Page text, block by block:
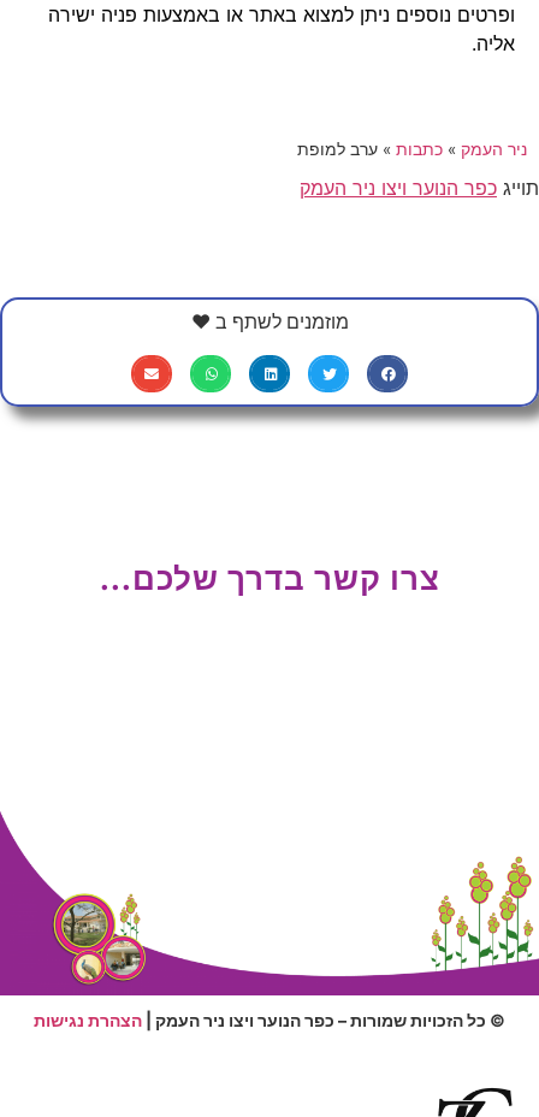
ופרטים נוספים ניתן למצוא באתר או באמצעות פניה ישירה
אליה.
ניר העמק » כתבות » ערב למופת
תוייג כפר הנוער ויצו ניר העמק
מוזמנים לשתף ב ❤
צרו קשר בדרך שלכם...
© כל הזכויות שמורות – כפר הנוער ויצו ניר העמק | הצהרת נגישות